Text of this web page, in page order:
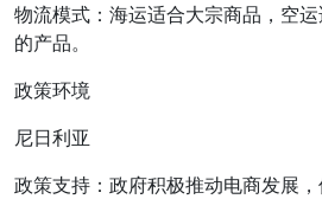
物流模式：海运适合大宗商品，空
的产品。
政策环境
尼日利亚
政策支持：政府积极推动电商发展